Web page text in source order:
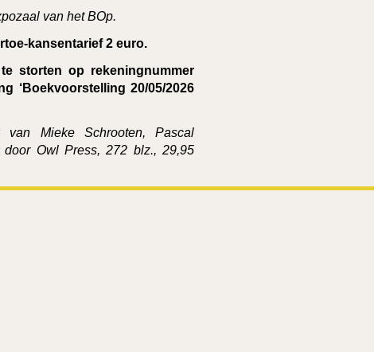
van het BOp.
kansentarief 2 euro.
storten op rekeningnummer
‘Boekvoorstelling 20/05/2026
Mieke Schrooten, Pascal
door Owl Press, 272 blz., 29,95